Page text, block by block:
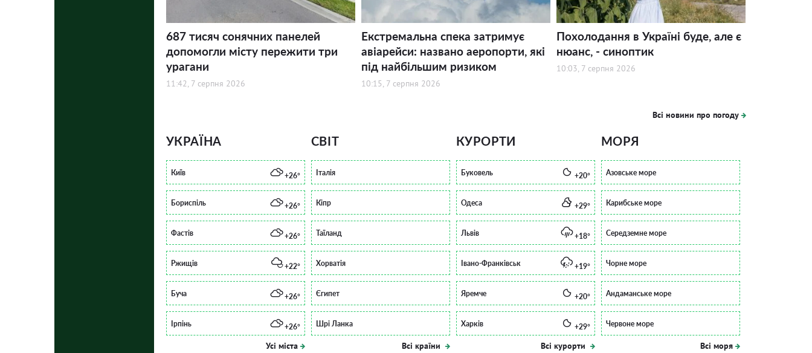
687 тисяч сонячних панелей
допомогли місту пережити три
урагани
11:42, 7 серпня 2026
Екстремальна спека затримує
авіарейси: названо аеропорти, які
під найбільшим ризиком
10:15, 7 серпня 2026
Похолодання в Україні буде, але є
нюанс, - синоптик
10:03, 7 серпня 2026
Всі новини про погоду
УКРАЇНА
Київ +26°
Бориспіль +26°
Фастів +26°
Ржищів +22°
Буча +26°
Ірпінь +26°
Усі міста
СВІТ
Італія
Кіпр
Таїланд
Хорватія
Єгипет
Шрі Ланка
Всі країни
КУРОРТИ
Буковель +20°
Одеса +29°
Львів +18°
Івано-Франківськ +19°
Яремче +20°
Харків +29°
Всі курорти
МОРЯ
Азовське море
Карибське море
Середземне море
Чорне море
Андаманське море
Червоне море
Всі моря